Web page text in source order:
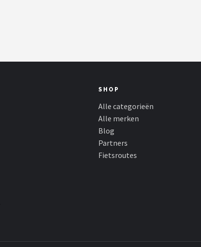
SHOP
Alle categorieën
Alle merken
Blog
Partners
Fietsroutes